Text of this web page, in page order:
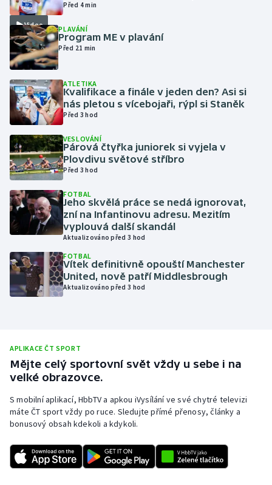
Házená
Jezdectví
Judo
Krasobruslení
Lyže a snowboard
Moderní pětiboj
Motorsport
Parasport
Ragby
Rychlobruslení
Rychlostní kanoistika
Short track
Video
Před 4 min
PLAVÁNÍ
Program ME v plavání
Před 21 min
ATLETIKA
Kvalifikace a finále v jeden den? Asi si
nás pletou s vícebojaři, rýpl si Staněk
Před 3 hod
VESLOVÁNÍ
Párová čtyřka juniorek si vyjela v
Plovdivu světové stříbro
Před 3 hod
FOTBAL
Jeho skvělá práce se nedá ignorovat,
zní na Infantinovu adresu. Mezitím
vyplouvá další skandál
Aktualizováno před 3 hod
FOTBAL
Vítek definitivně opouští Manchester
United, nově patří Middlesbrough
Aktualizováno před 3 hod
APLIKACE ČT SPORT
Mějte celý sportovní svět vždy u sebe i na
velké obrazovce.
S mobilní aplikací, HbbTV a apkou iVysílání ve své chytré televizi
máte ČT sport vždy po ruce. Sledujte přímé přenosy, články a
bonusový obsah kdekoli a kdykoli.